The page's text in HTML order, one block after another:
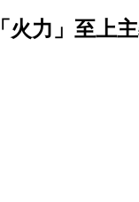
火力」至上